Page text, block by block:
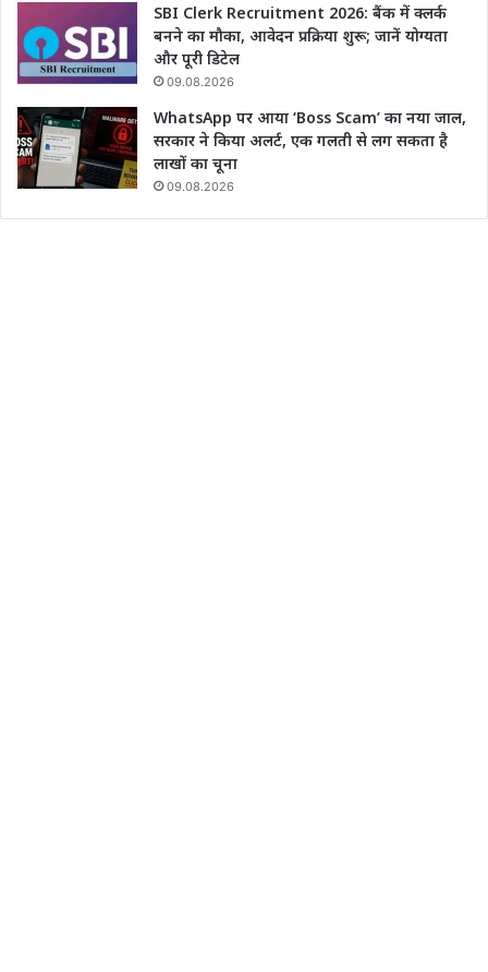
SBI Clerk Recruitment 2026: बैंक में क्लर्क
बनने का मौका, आवेदन प्रक्रिया शुरू; जानें योग्यता
और पूरी डिटेल
09.08.2026
WhatsApp पर आया ‘Boss Scam’ का नया जाल,
सरकार ने किया अलर्ट, एक गलती से लग सकता है
लाखों का चूना
09.08.2026